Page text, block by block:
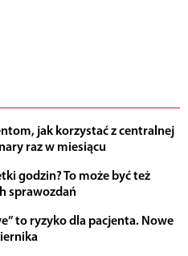
jak korzystać z centralnej
raz w miesiącu
godzin? To może być też
sprawozdań
to ryzyko dla pacjenta. Nowe